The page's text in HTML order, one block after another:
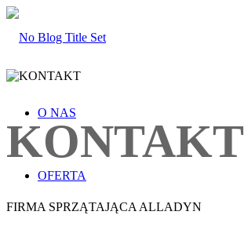
O NAS
OFERTA
KONTAKT
FIRMA SPRZĄTAJĄCA ALLADYN